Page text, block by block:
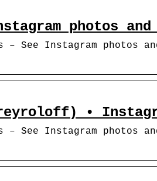
photos and
See Instagram photos
•
See Instagram photos